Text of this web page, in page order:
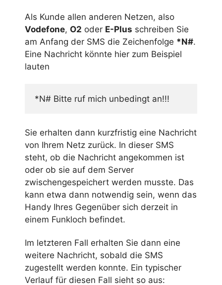
Als Kunde allen anderen Netzen, also
Vodefone, O2 oder E-Plus schreiben Sie
am Anfang der SMS die Zeichenfolge *N#.
Eine Nachricht könnte hier zum Beispiel
lauten
*N# Bitte ruf mich unbedingt an!!!
Sie erhalten dann kurzfristig eine Nachricht
von Ihrem Netz zurück. In dieser SMS
steht, ob die Nachricht angekommen ist
oder ob sie auf dem Server
zwischengespeichert werden musste. Das
kann etwa dann notwendig sein, wenn das
Handy Ihres Gegenüber sich derzeit in
einem Funkloch befindet.
Im letzteren Fall erhalten Sie dann eine
weitere Nachricht, sobald die SMS
zugestellt werden konnte. Ein typischer
Verlauf für diesen Fall sieht so aus: